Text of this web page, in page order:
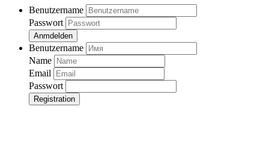
Benutzername
Passwort
Anmdelden
Benutzername
Name
Email
Passwort
Registration